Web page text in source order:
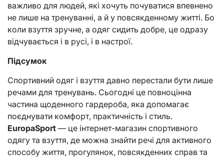
важливо для людей, які хочуть почуватися впевнено
не лише на тренуванні, а й у повсякденному житті. Бо
коли взуття зручне, а одяг сидить добре, це одразу
відчувається і в русі, і в настрої.
Підсумок
Спортивний одяг і взуття давно перестали бути лише
речами для тренувань. Сьогодні це повноцінна
частина щоденного гардероба, яка допомагає
поєднувати комфорт, практичність і стиль.
EuropaSport — це інтернет-магазин спортивного
одягу та взуття, де можна знайти речі для активного
способу життя, прогулянок, повсякденних справ та